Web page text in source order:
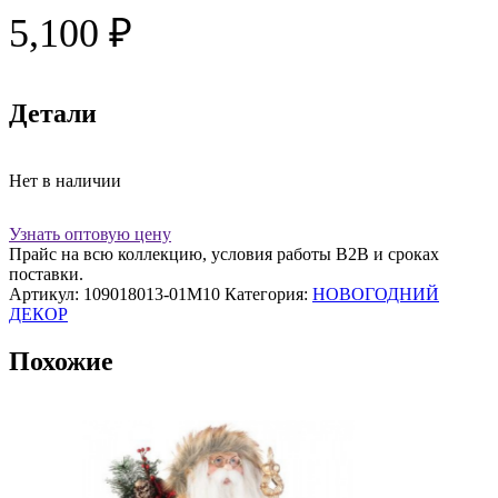
5,100 ₽
Детали
Нет в наличии
Узнать оптовую цену
Прайс на всю коллекцию, условия работы В2В и сроках
поставки.
Артикул: 109018013-01M10 Категория: НОВОГОДНИЙ
ДЕКОР
Похожие